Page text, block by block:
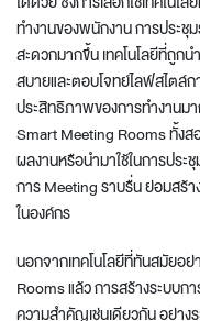
ทำงานของพนักงาน การประชุ
สะดวกมากขึ้น เทคโนโลยีที่ถูก
สบายและตอบโจทย์ไลฟ์สไตล์
ประสิทธิภาพของการทำงานม
Smart Meeting Rooms ทั้งส
ผลงานหรือนำมาใช้ในการประ
การ Meeting ราบรื่น ย่อมสร้
ในองค์กร
นอกจากเทคโนโลยีที่ทันสมัยอ
Rooms แล้ว การสร้างระบบ
ความสำคัญเช่นเดียวกัน อย่าง